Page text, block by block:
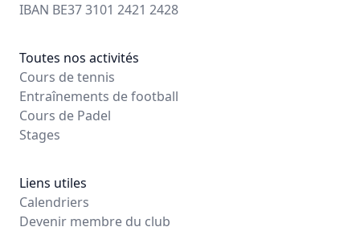
IBAN BE37 3101 2421 2428
Toutes nos activités
Cours de tennis
Entraînements de football
Cours de Padel
Stages
Liens utiles
Calendriers
Devenir membre du club